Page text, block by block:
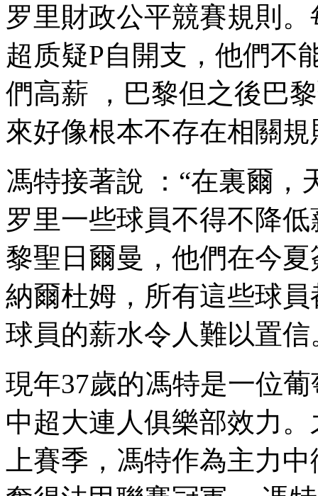
罗里財政公平競賽規則
超质疑P自開支，他們
們高薪 ，巴黎但之後巴
來好像根本不存在相關規則
馮特接著說 ：“在裏爾
罗里一些球員不得不降低
黎聖日爾曼，他們在今夏
納爾杜姆，所有這些球
球員的薪水令人難以置信
現年37歲的馮特是一位葡
中超大連人俱樂部效力
上賽季，馮特作為主